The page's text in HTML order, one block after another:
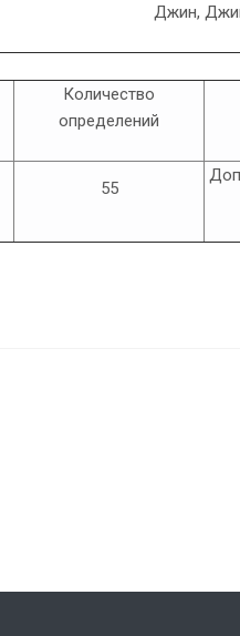
Джин,
Количество
определений
55